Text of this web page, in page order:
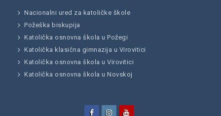
Nacionalni ured za katoličke škole
Požeška biskupija
Katolička osnovna škola u Požegi
Katolička klasična gimnazija u Virovitici
Katolička osnovna škola u Virovitici
Katolička osnovna škola u Novskoj